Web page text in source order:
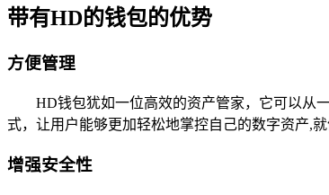
带有HD的钱包的优势
方便管理
HD钱包犹如一位高效的资产管家，它可以从
式，让用户能够更加轻松地掌控自己的数字资产,
增强安全性